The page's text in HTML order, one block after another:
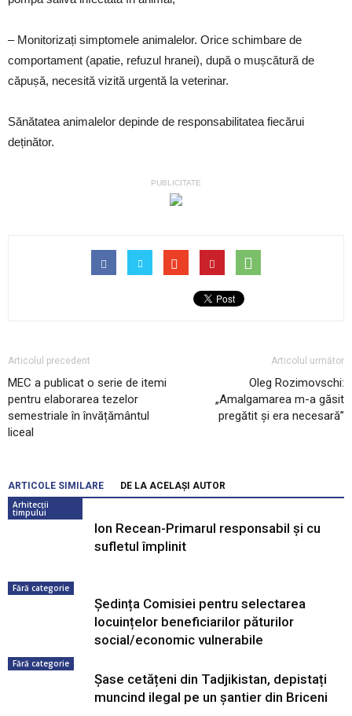
– Monitorizați simptomele animalelor. Orice schimbare de
comportament (apatie, refuzul hranei), după o mușcătură de
căpușă, necesită vizită urgentă la veterinar.
Sănătatea animalelor depinde de responsabilitatea fiecărui
deținător.
PUBLICITATE
Articolul precedent
MEC a publicat o serie de itemi
pentru elaborarea tezelor
semestriale în învățământul
liceal
Articolul următor
Oleg Rozimovschi:
„Amalgamarea m-a găsit
pregătit și era necesară”
ARTICOLE SIMILARE
DE LA ACELAȘI AUTOR
Arhitecții
timpului
Ion Recean-Primarul responsabil și cu
sufletul împlinit
Fără categorie
Ședința Comisiei pentru selectarea
locuințelor beneficiarilor păturilor
social/economic vulnerabile
Fără categorie
Șase cetățeni din Tadjikistan, depistați
muncind ilegal pe un șantier din Briceni